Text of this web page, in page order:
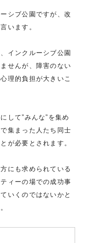
シブ公園ですが、改
います。
インクルーシブ公園
せんが、障害のない
理的負担が大きいこ
して”みんな”を集め
集まった人たち同士
が必要とされます。
にも求められている
ィーの場での成功事
いくのではないかと